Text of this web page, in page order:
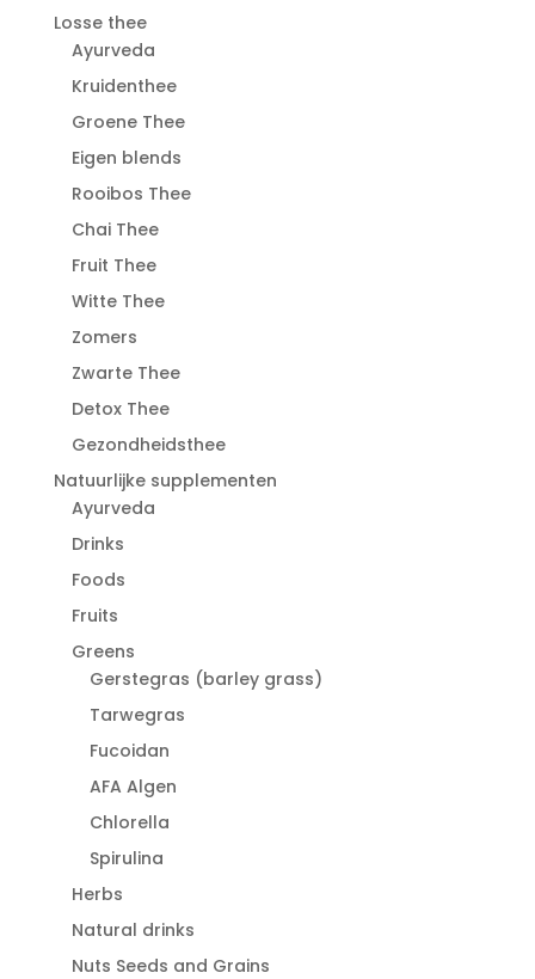
Losse thee
Ayurveda
Kruidenthee
Groene Thee
Eigen blends
Rooibos Thee
Chai Thee
Fruit Thee
Witte Thee
Zomers
Zwarte Thee
Detox Thee
Gezondheidsthee
Natuurlijke supplementen
Ayurveda
Drinks
Foods
Fruits
Greens
Gerstegras (barley grass)
Tarwegras
Fucoidan
AFA Algen
Chlorella
Spirulina
Herbs
Natural drinks
Nuts Seeds and Grains